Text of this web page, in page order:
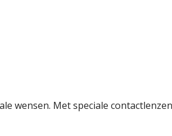
wensen. Met speciale